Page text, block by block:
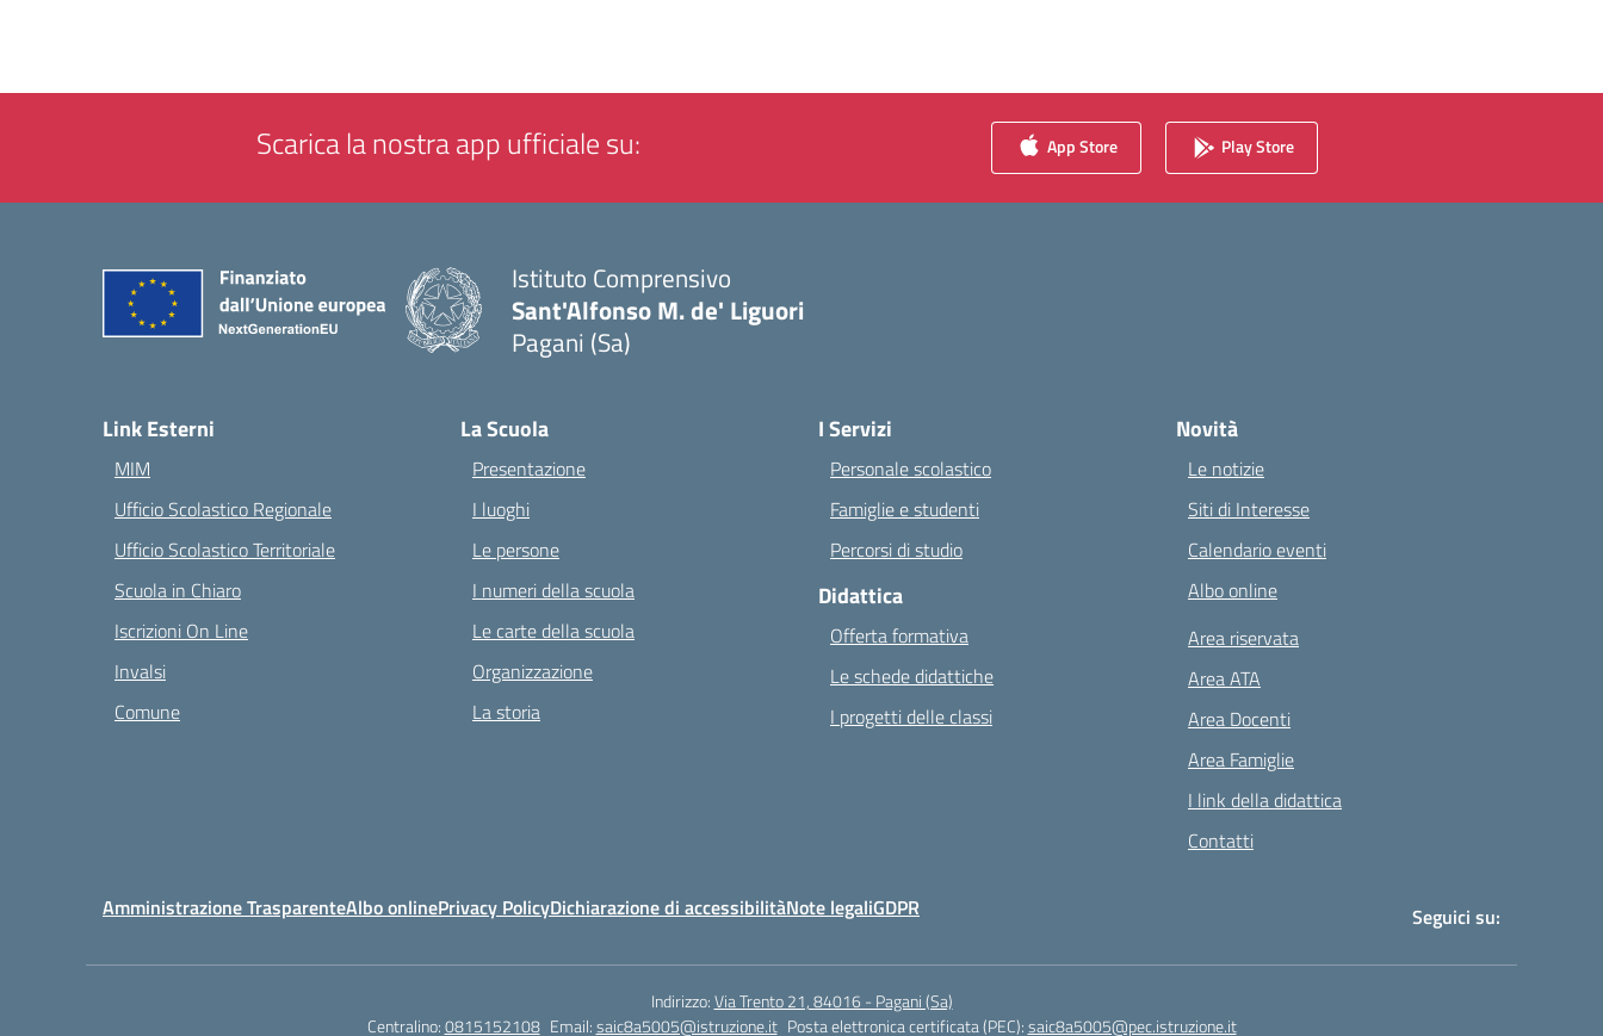
Scarica la nostra app ufficiale su: App Store Play Store
Istituto Comprensivo
Sant'Alfonso M. de' Liguori
Pagani (Sa)
Link Esterni
MIM
Ufficio Scolastico Regionale
Ufficio Scolastico Territoriale
Scuola in Chiaro
Iscrizioni On Line
Invalsi
Comune
La Scuola
Presentazione
I luoghi
Le persone
I numeri della scuola
Le carte della scuola
Organizzazione
La storia
I Servizi
Personale scolastico
Famiglie e studenti
Percorsi di studio
Didattica
Offerta formativa
Le schede didattiche
I progetti delle classi
Novità
Le notizie
Siti di Interesse
Calendario eventi
Albo online
Area riservata
Area ATA
Area Docenti
Area Famiglie
I link della didattica
Contatti
Amministrazione TrasparenteAlbo onlinePrivacy PolicyDichiarazione di accessibilitàNote legaliGDPR Seguici su:
Indirizzo:Via Trento 21, 84016 - Pagani (Sa)
Centralino:0815152108 Email:saic8a5005@istruzione.it Posta elettronica certificata (PEC):saic8a5005@pec.istruzione.it